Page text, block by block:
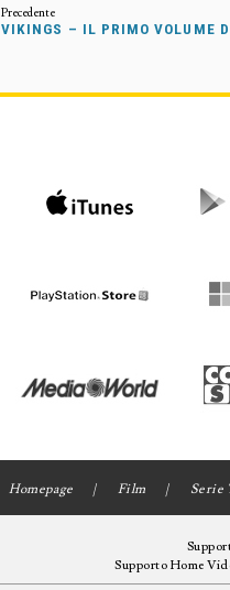
VIKINGS – IL PRIMO VOLUME
Homepage Film Serie
Supporto Home